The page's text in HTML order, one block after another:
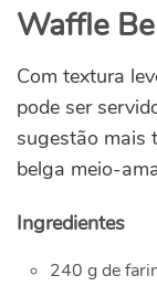
Waffle
Com textura
pode ser
sugestão mais
belga meio-
Ingredientes
240 g de